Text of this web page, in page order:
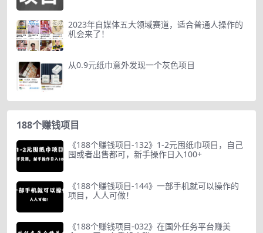
2023年自媒体五大领域赛道，适合普通人操作的
机会来了！
从0.9元纸巾意外发现一个灰色项目
188个赚钱项目
《188个赚钱项目-132》1-2元囤纸巾项目，自己
囤或者出售都可，新手操作日入100+
《188个赚钱项目-144》一部手机就可以操作的
项目，人人可做！
《188个赚钱项目-032》在国外任务平台赚美